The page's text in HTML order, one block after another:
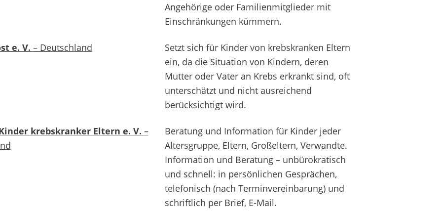
Angehörige oder Familienmitglieder mit
Einschränkungen kümmern.
e. V. – Deutschland
Setzt sich für Kinder von krebskranken Eltern
ein, da die Situation von Kindern, deren
Mutter oder Vater an Krebs erkrankt sind, oft
unterschätzt und nicht ausreichend
berücksichtigt wird.
krebskranker Eltern e. V. –
Beratung und Information für Kinder jeder
Altersgruppe, Eltern, Großeltern, Verwandte.
Information und Beratung – unbürokratisch
und schnell: in persönlichen Gesprächen,
telefonisch (nach Terminvereinbarung) und
schriftlich per Brief, E-Mail.